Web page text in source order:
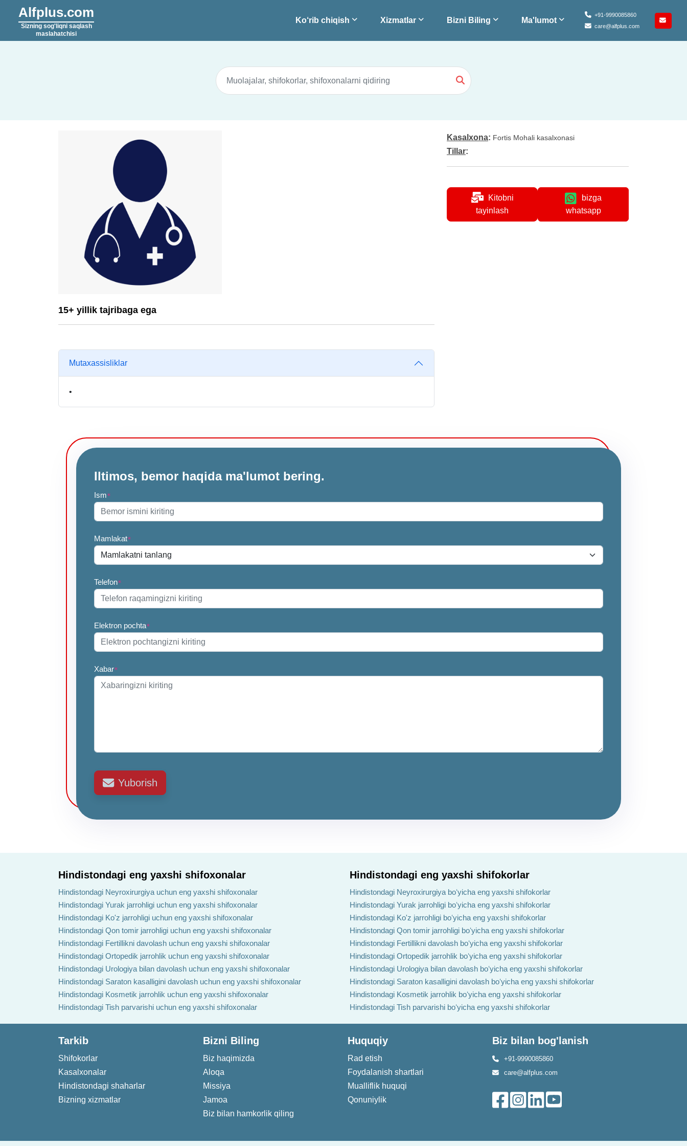
Alfplus.com
Sizning sog'liqni saqlash
maslahatchisi
+91-9990085860
care@alfplus.com
Ko‘rib chiqish Xizmatlar Bizni Biling Ma'lumot
15+ yillik tajribaga ega
Mutaxassisliklar
•
Kasalxona: Fortis Mohali kasalxonasi
Tillar:
Kitobni
tayinlash
bizga
whatsapp
Iltimos, bemor haqida ma'lumot bering.
Ism*
Mamlakat*
Telefon*
Elektron pochta*
Xabar*
Yuborish
Hindistondagi eng yaxshi shifoxonalar
Hindistondagi Neyroxirurgiya uchun eng yaxshi shifoxonalar
Hindistondagi Yurak jarrohligi uchun eng yaxshi shifoxonalar
Hindistondagi Ko'z jarrohligi uchun eng yaxshi shifoxonalar
Hindistondagi Qon tomir jarrohligi uchun eng yaxshi shifoxonalar
Hindistondagi Fertillikni davolash uchun eng yaxshi shifoxonalar
Hindistondagi Ortopedik jarrohlik uchun eng yaxshi shifoxonalar
Hindistondagi Urologiya bilan davolash uchun eng yaxshi shifoxonalar
Hindistondagi Saraton kasalligini davolash uchun eng yaxshi shifoxonalar
Hindistondagi Kosmetik jarrohlik uchun eng yaxshi shifoxonalar
Hindistondagi Tish parvarishi uchun eng yaxshi shifoxonalar
Hindistondagi eng yaxshi shifokorlar
Hindistondagi Neyroxirurgiya boʻyicha eng yaxshi shifokorlar
Hindistondagi Yurak jarrohligi boʻyicha eng yaxshi shifokorlar
Hindistondagi Ko'z jarrohligi boʻyicha eng yaxshi shifokorlar
Hindistondagi Qon tomir jarrohligi boʻyicha eng yaxshi shifokorlar
Hindistondagi Fertillikni davolash boʻyicha eng yaxshi shifokorlar
Hindistondagi Ortopedik jarrohlik boʻyicha eng yaxshi shifokorlar
Hindistondagi Urologiya bilan davolash boʻyicha eng yaxshi shifokorlar
Hindistondagi Saraton kasalligini davolash boʻyicha eng yaxshi shifokorlar
Hindistondagi Kosmetik jarrohlik boʻyicha eng yaxshi shifokorlar
Hindistondagi Tish parvarishi boʻyicha eng yaxshi shifokorlar
Tarkib
Shifokorlar
Kasalxonalar
Hindistondagi shaharlar
Bizning xizmatlar
Bizni Biling
Biz haqimizda
Aloqa
Missiya
Jamoa
Biz bilan hamkorlik qiling
Huquqiy
Rad etish
Foydalanish shartlari
Mualliflik huquqi
Qonuniylik
Biz bilan bog'lanish
+91-9990085860
care@alfplus.com